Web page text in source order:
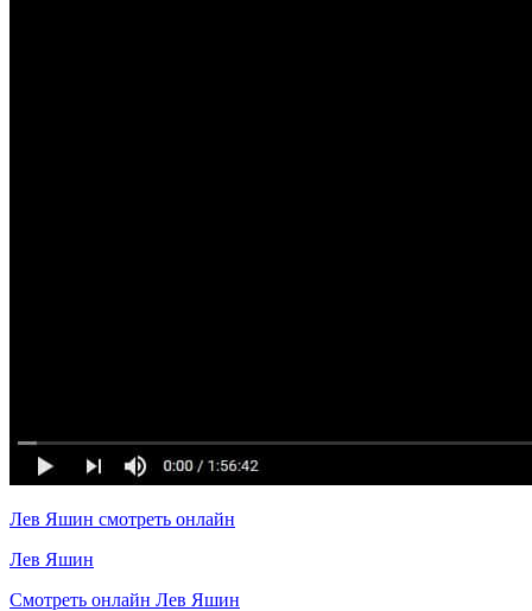
Лев Яшин смотреть онлайн
Лев Яшин
Смотреть онлайн Лев Яшин